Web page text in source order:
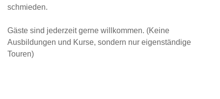
schmieden.
Gäste sind jederzeit gerne willkommen. (Keine
Ausbildungen und Kurse, sondern nur eigenständige
Touren)